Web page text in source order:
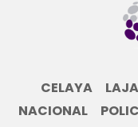
CELAYA
NACIONAL